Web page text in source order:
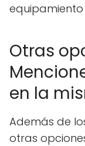
Otras
en la
Además de
otras